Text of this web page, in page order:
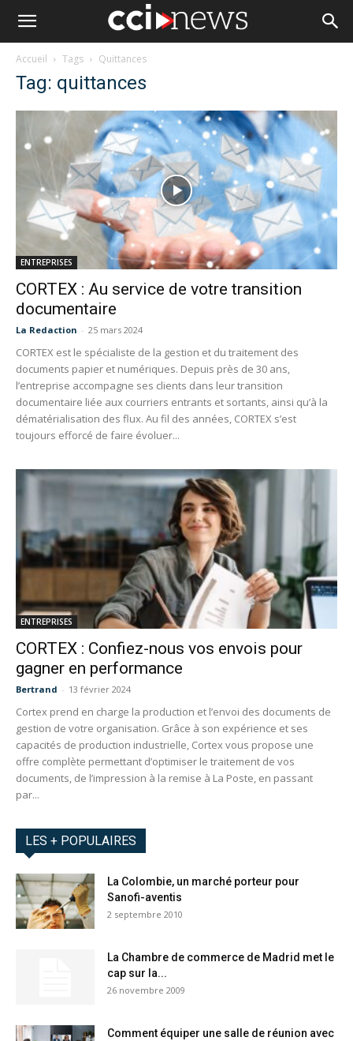
Accueil Tags Quittances
Tag: quittances
ENTREPRISES
CORTEX : Au service de votre transition
documentaire
La Redaction - 25 mars 2024
CORTEX est le spécialiste de la gestion et du traitement des
documents papier et numériques. Depuis près de 30 ans,
l’entreprise accompagne ses clients dans leur transition
documentaire liée aux courriers entrants et sortants, ainsi qu’à la
dématérialisation des flux. Au fil des années, CORTEX s’est
toujours efforcé de faire évoluer...
ENTREPRISES
CORTEX : Confiez-nous vos envois pour
gagner en performance
Bertrand - 13 février 2024
Cortex prend en charge la production et l’envoi des documents de
gestion de votre organisation. Grâce à son expérience et ses
capacités de production industrielle, Cortex vous propose une
offre complète permettant d’optimiser le traitement de vos
documents, de l’impression à la remise à La Poste, en passant
par...
LES + POPULAIRES
La Colombie, un marché porteur pour
Sanofi-aventis
2 septembre 2010
La Chambre de commerce de Madrid met le
cap sur la...
26 novembre 2009
Comment équiper une salle de réunion avec